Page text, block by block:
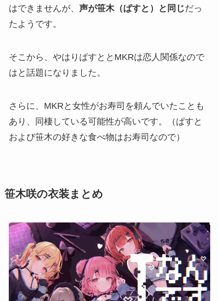
はできませんが、 声が笹木（ぱすと）と同じだっ
たようです。
そこから、やはりぱすととMKRは恋人関係なので
はと話題になりました。
さらに、MKRと女性がお寿司を頼んでいたことも
あり、同棲している可能性が高いです。（ぱすと
および笹木の好きな食べ物はお寿司なので）
笹木咲の衣装まとめ